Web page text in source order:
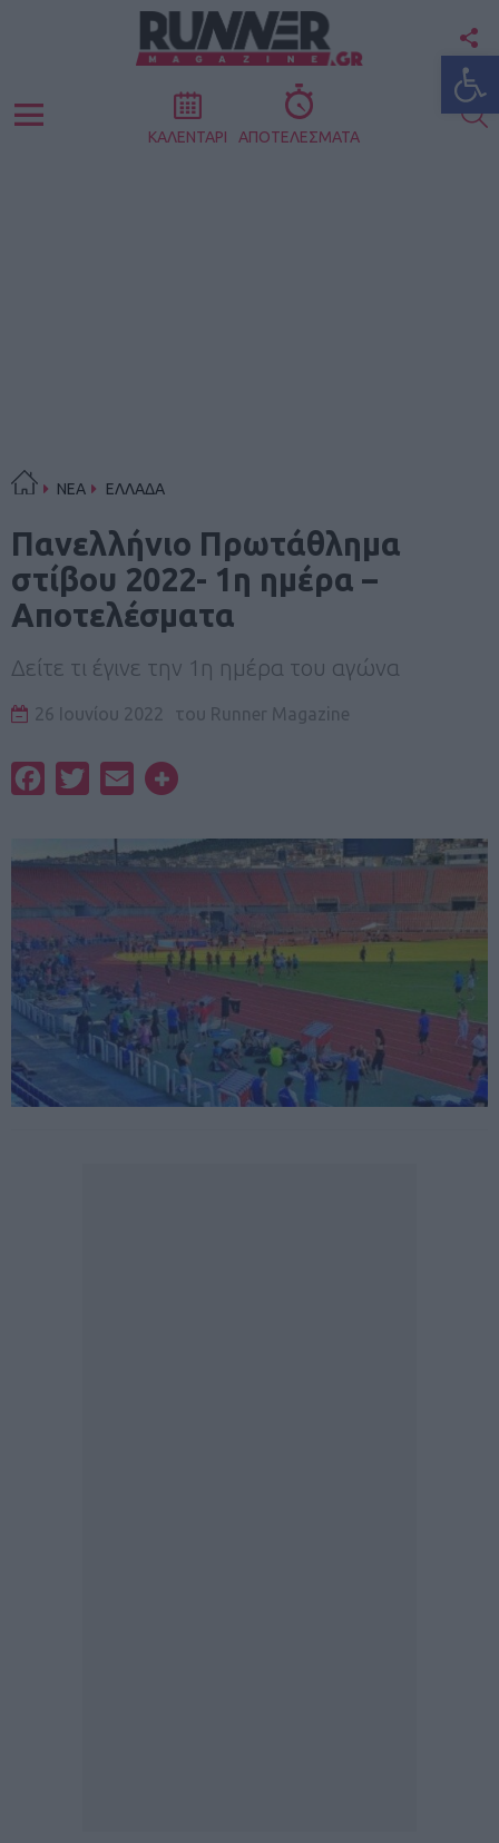
Menu ΚΑΛΕΝΤΑΡΙ ΑΠΟΤΕΛΕΣΜΑΤΑ
ΝΕΑ ΕΛΛΑΔΑ
Πανελλήνιο Πρωτάθλημα
στίβου 2022- 1η ημέρα –
Αποτελέσματα
Δείτε τι έγινε την 1η ημέρα του αγώνα
26 Ιουνίου 2022 του Runner Magazine
FacebookTwitterEmail